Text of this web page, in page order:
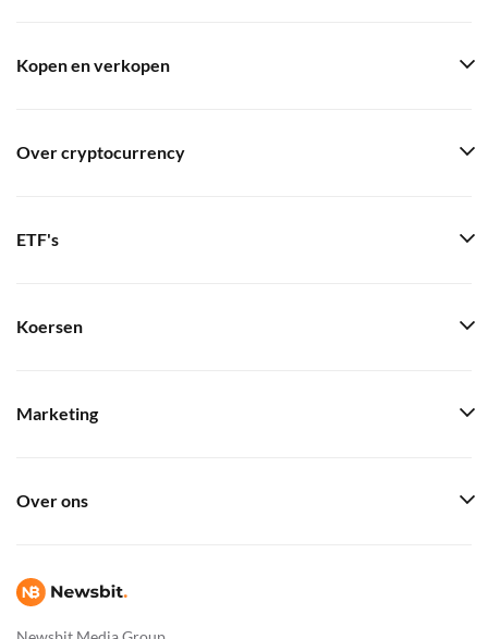
Kopen en verkopen
Over cryptocurrency
ETF's
Koersen
Marketing
Over ons